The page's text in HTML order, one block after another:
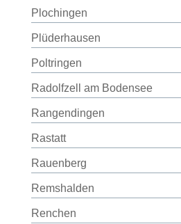
Plochingen
Plüderhausen
Poltringen
Radolfzell am Bodensee
Rangendingen
Rastatt
Rauenberg
Remshalden
Renchen